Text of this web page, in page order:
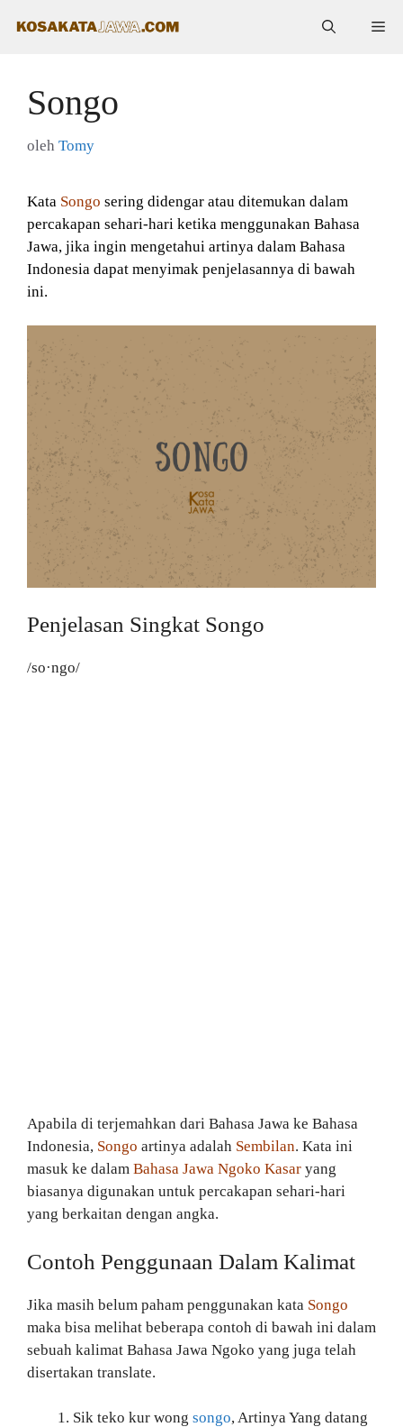
Songo
oleh Tomy
Kata Songo sering didengar atau ditemukan dalam
percakapan sehari-hari ketika menggunakan Bahasa
Jawa, jika ingin mengetahui artinya dalam Bahasa
Indonesia dapat menyimak penjelasannya di bawah
ini.
Penjelasan Singkat Songo
/so·ngo/
Apabila di terjemahkan dari Bahasa Jawa ke Bahasa
Indonesia, Songo artinya adalah Sembilan. Kata ini
masuk ke dalam Bahasa Jawa Ngoko Kasar yang
biasanya digunakan untuk percakapan sehari-hari
yang berkaitan dengan angka.
Contoh Penggunaan Dalam Kalimat
Jika masih belum paham penggunakan kata Songo
maka bisa melihat beberapa contoh di bawah ini dalam
sebuah kalimat Bahasa Jawa Ngoko yang juga telah
disertakan translate.
Sik teko kur wong songo, Artinya Yang datang